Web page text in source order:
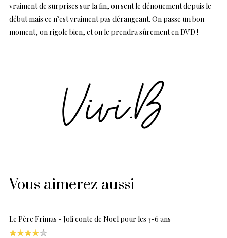
vraiment de surprises sur la fin, on sent le dénouement depuis le
début mais ce n’est vraiment pas dérangeant. On passe un bon
moment, on rigole bien, et on le prendra sûrement en DVD !
Vous aimerez aussi
Le Père Frimas - Joli conte de Noel pour les 3-6 ans